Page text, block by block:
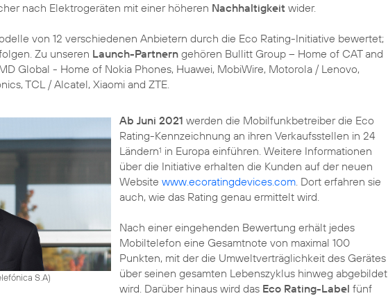
nach Elektrogeräten mit einer höheren Nachhaltigkeit wider.
von 12 verschiedenen Anbietern durch die Eco Rating-Initiative bewertet;
Zu unseren Launch-Partnern gehören Bullitt Group – Home of CAT and
Global - Home of Nokia Phones, Huawei, MobiWire, Motorola / Lenovo,
TCL / Alcatel, Xiaomi and ZTE.
S.A)
Ab Juni 2021 werden die Mobilfunkbetreiber die Eco
Rating-Kennzeichnung an ihren Verkaufsstellen in 24
Ländern1 in Europa einführen. Weitere Informationen
über die Initiative erhalten die Kunden auf der neuen
Website www.ecoratingdevices.com. Dort erfahren sie
auch, wie das Rating genau ermittelt wird.
Nach einer eingehenden Bewertung erhält jedes
Mobiltelefon eine Gesamtnote von maximal 100
Punkten, mit der die Umweltverträglichkeit des Gerätes
über seinen gesamten Lebenszyklus hinweg abgebildet
wird. Darüber hinaus wird das Eco Rating-Label fünf